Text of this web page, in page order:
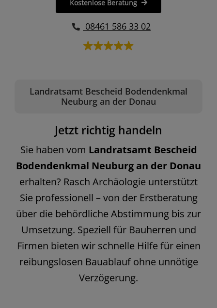
Landratsamt Bescheid Bodendenkmal
Neuburg an der Donau
Jetzt richtig handeln
Sie haben vom Landratsamt Bescheid
Bodendenkmal Neuburg an der Donau
erhalten? Rasch Archäologie unterstützt
Sie professionell – von der Erstberatung
über die behördliche Abstimmung bis zur
Umsetzung. Speziell für Bauherren und
Firmen bieten wir schnelle Hilfe für einen
reibungslosen Bauablauf ohne unnötige
Verzögerung.
Kostenlose Beratung
08461 586 33 02